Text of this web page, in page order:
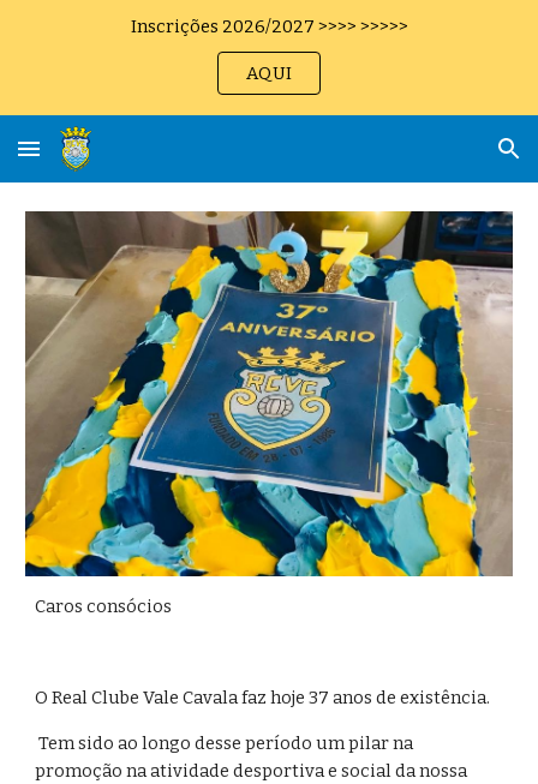
Inscrições 2026/2027 >>>> >>>>>
AQUI
Caros consócios
O Real Clube Vale Cavala faz hoje 37 anos de existência.
Tem sido ao longo desse período um pilar na
promoção na atividade desportiva e social da nossa